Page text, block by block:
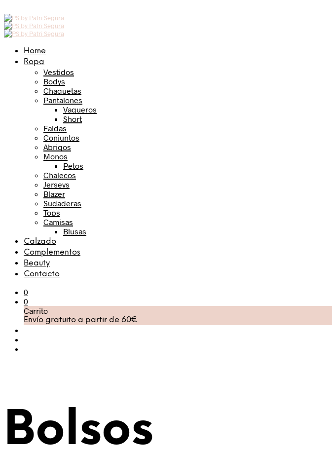
Home
Ropa
Vestidos
Bodys
Chaquetas
Pantalones
Vaqueros
Short
Faldas
Conjuntos
Abrigos
Monos
Petos
Chalecos
Jerseys
Blazer
Sudaderas
Tops
Camisas
Blusas
Calzado
Complementos
Beauty
Contacto
0
0
Carrito
Envío gratuito a partir de 60€
Bolsos